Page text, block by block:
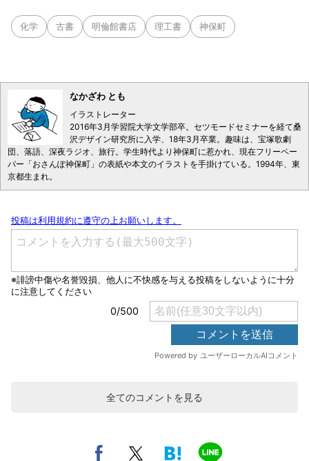
化学 古書 明倫館書店 理工書 神保町
なかざわ とも
イラストレーター
2016年3月学習院大学文学部卒。セツモードセミナーを経て桑
沢デザイン研究所に入学、18年3月卒業。趣味は、宝塚歌劇
団、落語、深夜ラジオ、旅行。学生時代より神保町に惹かれ、現在フリーペー
パー「おさんぽ神保町」の表紙や本文のイラストを手掛けている。1994年、東
京都生まれ。
全てのコメントを見る